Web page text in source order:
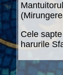
Cele
harurile